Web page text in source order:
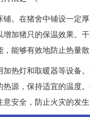
。在猪舍中铺设一定
加猪只的保温效果。
能够有效地防止热量散
加热灯和取暖器等设备
源，保持适宜的温度
安全，防止火灾的发生